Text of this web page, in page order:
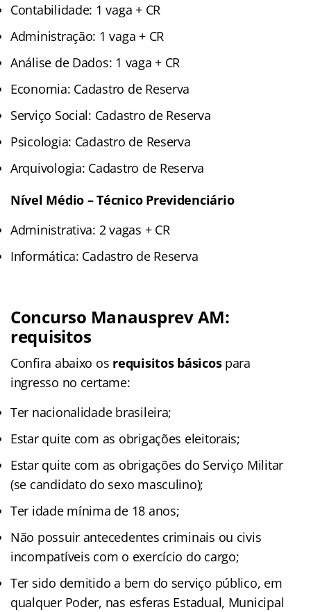
Contabilidade: 1 vaga + CR
Administração: 1 vaga + CR
Análise de Dados: 1 vaga + CR
Economia: Cadastro de Reserva
Serviço Social: Cadastro de Reserva
Psicologia: Cadastro de Reserva
Arquivologia: Cadastro de Reserva
Nível Médio – Técnico Previdenciário
Administrativa: 2 vagas + CR
Informática: Cadastro de Reserva
Concurso Manausprev AM:
requisitos
Confira abaixo os requisitos básicospara
ingresso no certame:
Ter nacionalidade brasileira;
Estar quite com as obrigações eleitorais;
Estar quite com as obrigações do Serviço Militar
(se candidato do sexo masculino);
Ter idade mínima de 18 anos;
Não possuir antecedentes criminais ou civis
incompatíveis com o exercício do cargo;
Ter sido demitido a bem do serviço público, em
qualquer Poder, nas esferas Estadual, Municipal